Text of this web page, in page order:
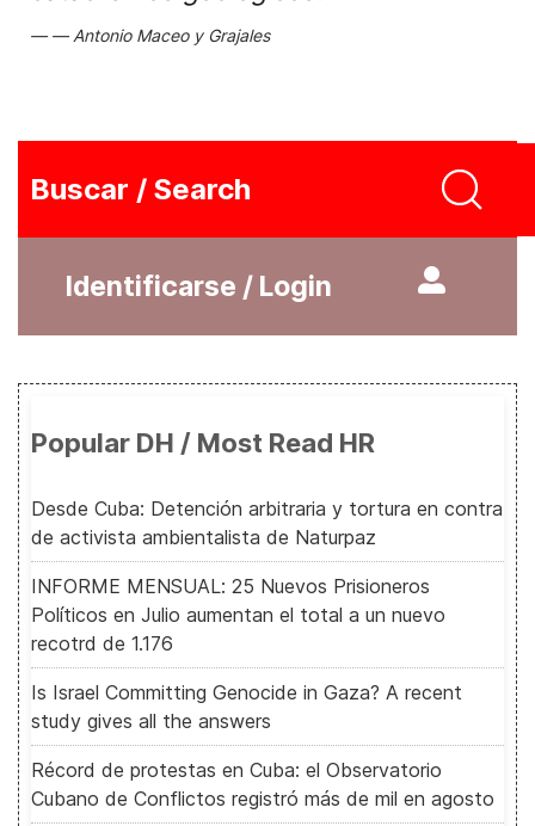
Antonio Maceo y Grajales
Buscar / Search
Identificarse / Login
Popular DH / Most Read HR
Desde Cuba: Detención arbitraria y tortura en contra
de activista ambientalista de Naturpaz
INFORME MENSUAL: 25 Nuevos Prisioneros
Políticos en Julio aumentan el total a un nuevo
recotrd de 1.176
Is Israel Committing Genocide in Gaza? A recent
study gives all the answers
Récord de protestas en Cuba: el Observatorio
Cubano de Conflictos registró más de mil en agosto